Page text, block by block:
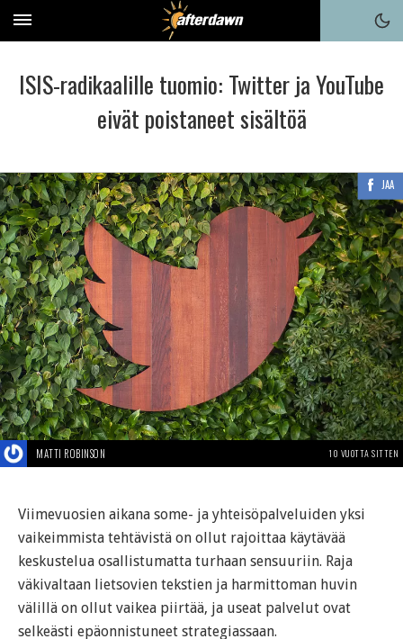
ISIS-radikaalille tuomio: Twitter ja YouTube
eivät poistaneet sisältöä
JAA
MATTI ROBINSON 10 VUOTTA SITTEN
Viimevuosien aikana some- ja yhteisöpalveluiden yksi
vaikeimmista tehtävistä on ollut rajoittaa käytävää
keskustelua osallistumatta turhaan sensuuriin. Raja
väkivaltaan lietsovien tekstien ja harmittoman huvin
välillä on ollut vaikea piirtää, ja useat palvelut ovat
selkeästi epäonnistuneet strategiassaan.